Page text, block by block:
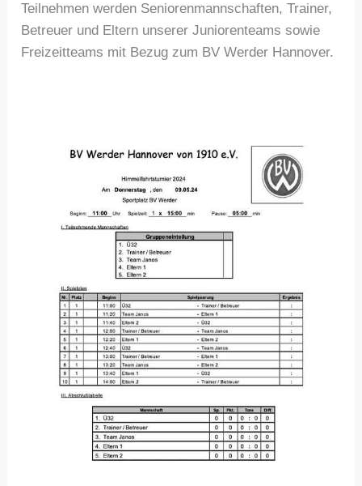
Teilnehmen werden Seniorenmannschaften, Trainer,
Betreuer und Eltern unserer Juniorenteams sowie
Freizeitteams mit Bezug zum BV Werder Hannover.